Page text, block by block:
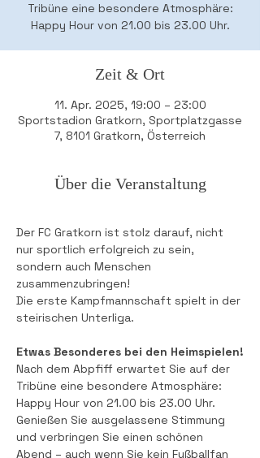
Tribüne eine besondere Atmosphäre:
Happy Hour von 21.00 bis 23.00 Uhr.
Zeit & Ort
11. Apr. 2025, 19:00 – 23:00
Sportstadion Gratkorn, Sportplatzgasse
7, 8101 Gratkorn, Österreich
Über die Veranstaltung
Der FC Gratkorn ist stolz darauf, nicht
nur sportlich erfolgreich zu sein,
sondern auch Menschen
zusammenzubringen!
Die erste Kampfmannschaft spielt in der
steirischen Unterliga.
Etwas Besonderes bei den Heimspielen!
Nach dem Abpfiff erwartet Sie auf der
Tribüne eine besondere Atmosphäre:
Happy Hour von 21.00 bis 23.00 Uhr.
Genießen Sie ausgelassene Stimmung
und verbringen Sie einen schönen
Abend – auch wenn Sie kein Fußballfan